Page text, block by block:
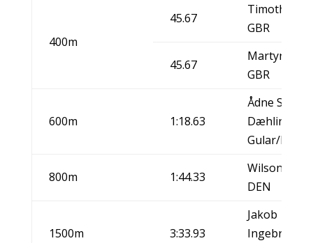
400m
45.67
Timothy
GBR
45.67
Martyn
GBR
600m 1:18.63
Ådne Svahn
Dæhlin, IL
Gular/NOR
800m 1:44.33
Wilson
DEN
1500m 3:33.93
Jakob